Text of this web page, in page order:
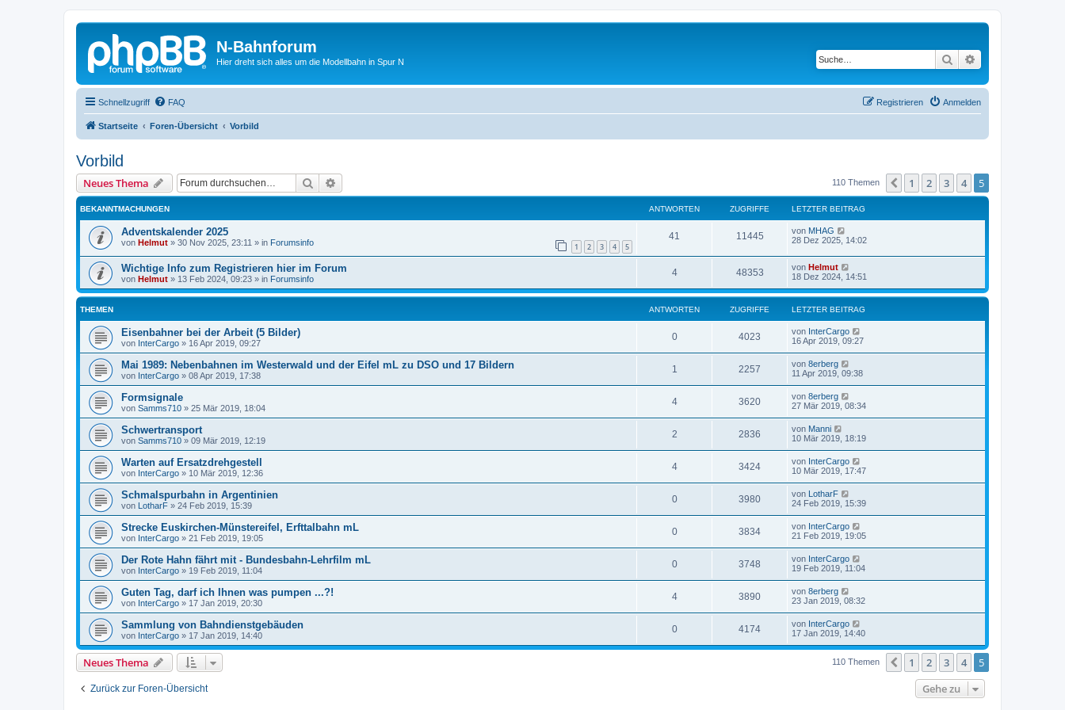
N-Bahnforum
Hier dreht sich alles um die Modellbahn in Spur N Suche
Schnellzugriff FAQ Anmelden
Registrieren
Startseite Foren-Übersicht Vorbild
Vorbild
Neues Thema Suche 110 Themen Vorherige
1 2 3 4 5
BEKANNTMACHUNGEN ANTWORTEN ZUGRIFFE LETZTER BEITRAG
Adventskalender 2025
von Helmut » 30 Nov 2025, 23:11 » in Forumsinfo 1 2 3 4 5
41 11445 von MHAG
28 Dez 2025, 14:02
Wichtige Info zum Registrieren hier im Forum
von Helmut » 13 Feb 2024, 09:23 » in Forumsinfo
4 48353 von Helmut
18 Dez 2024, 14:51
THEMEN ANTWORTEN ZUGRIFFE LETZTER BEITRAG
Eisenbahner bei der Arbeit (5 Bilder)
von InterCargo » 16 Apr 2019, 09:27
0 4023 von InterCargo
16 Apr 2019, 09:27
Mai 1989: Nebenbahnen im Westerwald und der Eifel mL zu DSO und 17 Bildern
von InterCargo » 08 Apr 2019, 17:38
1 2257 von 8erberg
11 Apr 2019, 09:38
Formsignale
von Samms710 » 25 Mär 2019, 18:04
4 3620 von 8erberg
27 Mär 2019, 08:34
Schwertransport
von Samms710 » 09 Mär 2019, 12:19
2 2836 von Manni
10 Mär 2019, 18:19
Warten auf Ersatzdrehgestell
von InterCargo » 10 Mär 2019, 12:36
4 3424 von InterCargo
10 Mär 2019, 17:47
Schmalspurbahn in Argentinien
von LotharF » 24 Feb 2019, 15:39
0 3980 von LotharF
24 Feb 2019, 15:39
Strecke Euskirchen-Münstereifel, Erfttalbahn mL
von InterCargo » 21 Feb 2019, 19:05
0 3834 von InterCargo
21 Feb 2019, 19:05
Der Rote Hahn fährt mit - Bundesbahn-Lehrfilm mL
von InterCargo » 19 Feb 2019, 11:04
0 3748 von InterCargo
19 Feb 2019, 11:04
Guten Tag, darf ich Ihnen was pumpen ...?!
von InterCargo » 17 Jan 2019, 20:30
4 3890 von 8erberg
23 Jan 2019, 08:32
Sammlung von Bahndienstgebäuden
von InterCargo » 17 Jan 2019, 14:40
0 4174 von InterCargo
17 Jan 2019, 14:40
Neues Thema 110 Themen Vorherige
1 2 3 4 5
Zurück zur Foren-Übersicht Gehe zu